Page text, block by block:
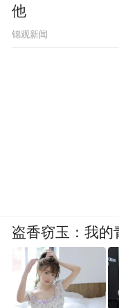
他
锦观新闻
盗香窃玉：我的